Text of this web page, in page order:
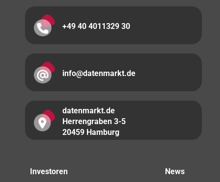
+49 40 4011329 30
info@datenmarkt.de
datenmarkt.de
Herrengraben 3-5
20459 Hamburg
Investoren News